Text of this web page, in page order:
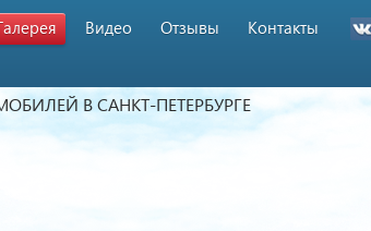
В САНКТ-ПЕТЕРБУРГЕ
Видео Отзывы Контакты